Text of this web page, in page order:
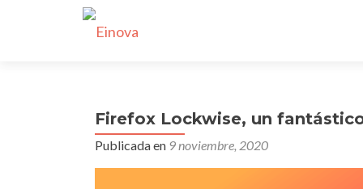
Firefox Lockwise, un
Publicada en 9 noviembre, 2020